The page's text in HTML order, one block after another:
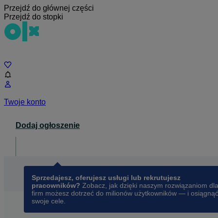
Przejdź do głównej części
Przejdź do stopki
Twoje konto
Dodaj ogłoszenie
Sprzedajesz, oferujesz usługi lub rekrutujesz
pracowników? Zobacz, jak dzięki naszym rozwiązaniom dla
firm możesz dotrzeć do milionów użytkowników — i osiągnąć
swoje cele.